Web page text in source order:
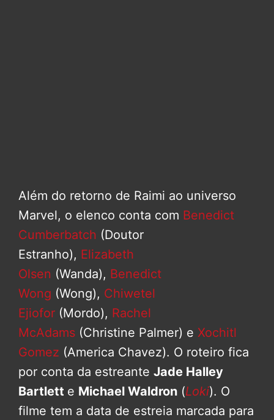
Além do retorno de Raimi ao universo
Marvel, o elenco conta com Benedict
Cumberbatch (Doutor
Estranho), Elizabeth
Olsen (Wanda), Benedict
Wong (Wong), Chiwetel
Ejiofor (Mordo), Rachel
McAdams (Christine Palmer) e Xochitl
Gomez (America Chavez). O roteiro fica
por conta da estreante Jade Halley
Bartlett e Michael Waldron (Loki). O
filme tem a data de estreia marcada para